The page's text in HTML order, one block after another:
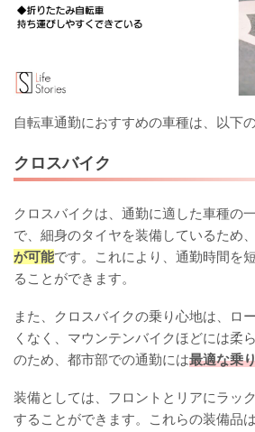
自転車通勤におすすめの車種は、以下
クロスバイク
クロスバイクは、通勤に適した車種の
で、細身のタイヤを装備しているため、
が可能です。これにより、通勤時間を
ることができます。
また、クロスバイクの乗り心地は、ロ
くなく、マウンテンバイクほどには柔
のため、都市部での通勤には最適な乗
装備としては、フロントとリアにラッ
することができます。これらの装備品